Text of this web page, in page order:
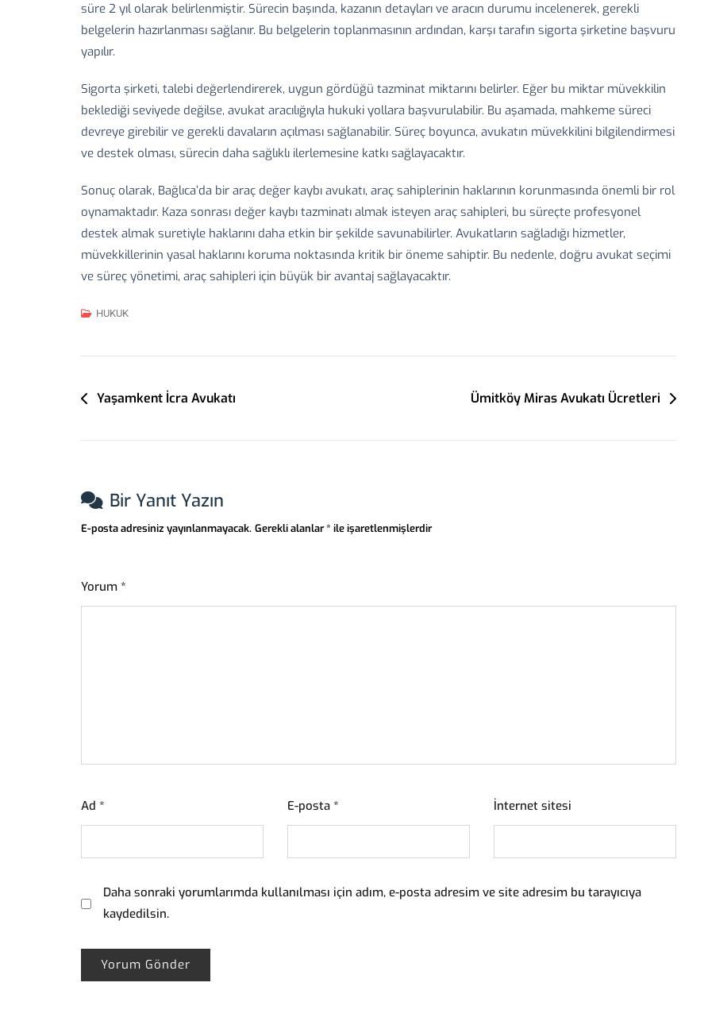
süre 2 yıl olarak belirlenmiştir. Sürecin başında, kazanın detayları ve aracın durumu incelenerek, gerekli
belgelerin hazırlanması sağlanır. Bu belgelerin toplanmasının ardından, karşı tarafın sigorta şirketine başvuru
yapılır.
Sigorta şirketi, talebi değerlendirerek, uygun gördüğü tazminat miktarını belirler. Eğer bu miktar müvekkilin
beklediği seviyede değilse, avukat aracılığıyla hukuki yollara başvurulabilir. Bu aşamada, mahkeme süreci
devreye girebilir ve gerekli davaların açılması sağlanabilir. Süreç boyunca, avukatın müvekkilini bilgilendirmesi
ve destek olması, sürecin daha sağlıklı ilerlemesine katkı sağlayacaktır.
Sonuç olarak, Bağlıca’da bir araç değer kaybı avukatı, araç sahiplerinin haklarının korunmasında önemli bir rol
oynamaktadır. Kaza sonrası değer kaybı tazminatı almak isteyen araç sahipleri, bu süreçte profesyonel
destek almak suretiyle haklarını daha etkin bir şekilde savunabilirler. Avukatların sağladığı hizmetler,
müvekkillerinin yasal haklarını koruma noktasında kritik bir öneme sahiptir. Bu nedenle, doğru avukat seçimi
ve süreç yönetimi, araç sahipleri için büyük bir avantaj sağlayacaktır.
HUKUK
YazıYaşamkent İcra Avukatı Ümitköy Miras Avukatı Ücretleri
Bir Yanıt Yazın
E-posta adresiniz yayınlanmayacak. Gerekli alanlar* ile işaretlenmişlerdir
Yorum *
Ad * E-posta * İnternet sitesi
Daha sonraki yorumlarımda kullanılması için adım, e-posta adresim ve site adresim bu tarayıcıya
kaydedilsin.